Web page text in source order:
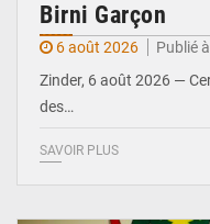
Birni Garçon
6 août 2026
Publié
Zinder, 6 août 2026 —
des…
SAVOIR PLUS